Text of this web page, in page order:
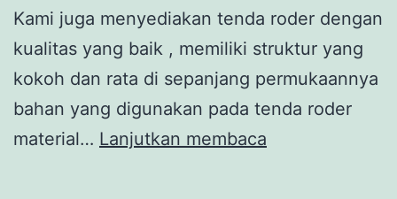
Kami juga menyediakan tenda roder dengan
kualitas yang baik , memiliki struktur yang
kokoh dan rata di sepanjang permukaannya
bahan yang digunakan pada tenda roder
material… Lanjutkan membaca